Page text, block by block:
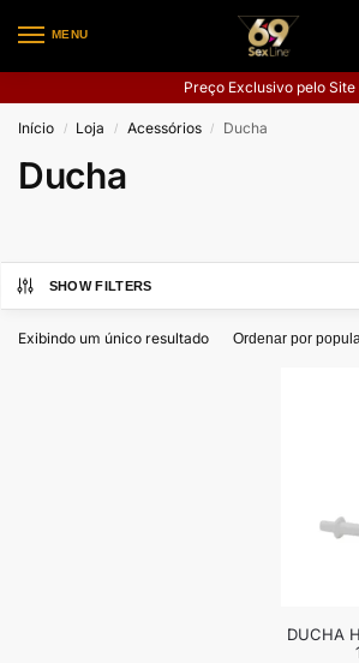
MENU
Preço Exclusivo pelo Site
Início / Loja / Acessórios / Ducha
Ducha
SHOW FILTERS
Exibindo um único resultado
DUCHA